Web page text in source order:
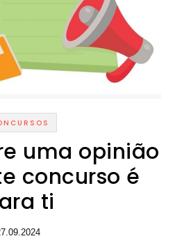
uma opinião
concurso é
ti